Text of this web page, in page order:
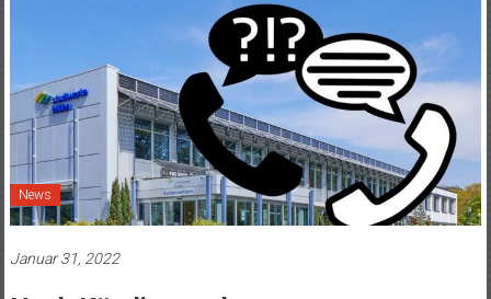
News
Januar 31, 2022